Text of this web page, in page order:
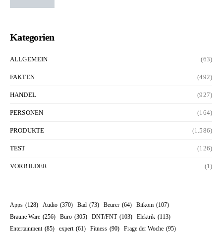
Kategorien
ALLGEMEIN (63)
FAKTEN (492)
HANDEL (927)
PERSONEN (164)
PRODUKTE (1.586)
TEST (126)
VORBILDER (1)
Apps (128) Audio (370) Bad (73) Beurer (64) Bitkom (107)
Braune Ware (256) Büro (305) DNT/FNT (103) Elektrik (113)
Entertainment (85) expert (61) Fitness (90) Frage der Woche (95)